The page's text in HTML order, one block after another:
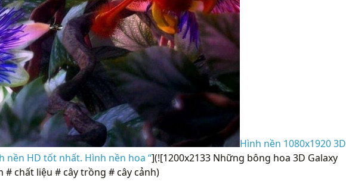
Hình nền 1080x1920 3D
nền HD tốt nhất. Hình nền hoa “](![1200x2133 Những bông hoa 3D Galaxy
# chất liệu # cây trồng # cây cảnh)